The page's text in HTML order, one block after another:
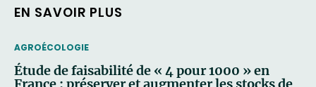
EN SAVOIR PLUS
THEMATIC
AGROÉCOLOGIE
Étude de faisabilité de « 4 pour 1000 » en